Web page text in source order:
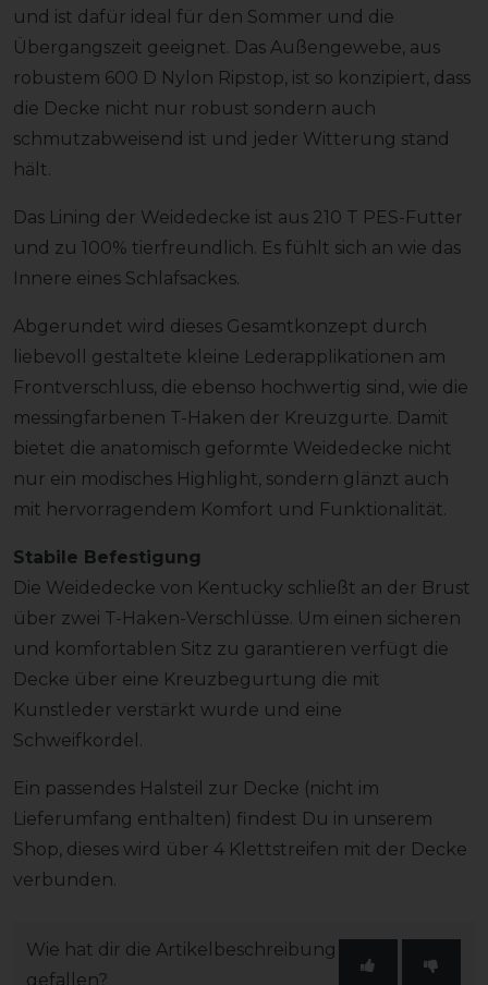
und ist dafür ideal für den Sommer und die
Übergangszeit geeignet. Das Außengewebe, aus
robustem 600 D Nylon Ripstop, ist so konzipiert, dass
die Decke nicht nur robust sondern auch
schmutzabweisend ist und jeder Witterung stand
hält.
Das Lining der Weidedecke ist aus 210 T PES-Futter
und zu 100% tierfreundlich. Es fühlt sich an wie das
Innere eines Schlafsackes.
Abgerundet wird dieses Gesamtkonzept durch
liebevoll gestaltete kleine Lederapplikationen am
Frontverschluss, die ebenso hochwertig sind, wie die
messingfarbenen T-Haken der Kreuzgurte. Damit
bietet die anatomisch geformte Weidedecke nicht
nur ein modisches Highlight, sondern glänzt auch
mit hervorragendem Komfort und Funktionalität.
Stabile Befestigung
Die Weidedecke von Kentucky schließt an der Brust
über zwei T-Haken-Verschlüsse. Um einen sicheren
und komfortablen Sitz zu garantieren verfügt die
Decke über eine Kreuzbegurtung die mit
Kunstleder verstärkt wurde und eine
Schweifkordel.
Ein passendes Halsteil zur Decke (nicht im
Lieferumfang enthalten) findest Du in unserem
Shop, dieses wird über 4 Klettstreifen mit der Decke
verbunden.
Wie hat dir die Artikelbeschreibung
gefallen?